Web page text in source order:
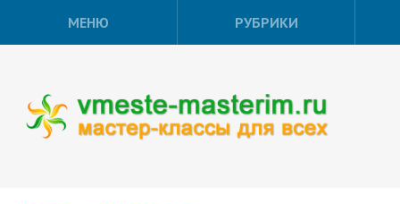
МЕНЮ РУБРИКИ